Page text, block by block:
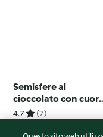
Semisfere al
cioccolato con
di fragola
4.7 (7)